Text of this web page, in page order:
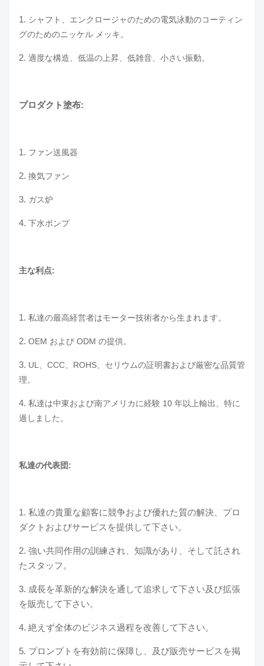
1. シャフト、エンクロージャのための電気泳動のコーティン
グのためのニッケル メッキ。
2. 適度な構造、低温の上昇、低雑音、小さい振動。
プロダクト塗布:
1. ファン送風器
2. 換気ファン
3. ガス炉
4. 下水ポンプ
主な利点:
1. 私達の最高経営者はモーター技術者から生まれます。
2. OEM および ODM の提供。
3. UL、CCC、ROHS、セリウムの証明書および厳密な品質管
理。
4. 私達は中東および南アメリカに経験 10 年以上輸出、特に
過しました。
私達の代表団:
1. 私達の貴重な顧客に競争および優れた質の解決、プロ
ダクトおよびサービスを提供して下さい。
2. 強い共同作用の訓練され、知識があり、そして託され
たスタッフ。
3. 成長を革新的な解決を通して追求して下さい及び拡張
を販売して下さい。
4. 絶えず全体のビジネス過程を改善して下さい。
5. プロンプトを有効前に保障し、及び販売サービスを掲